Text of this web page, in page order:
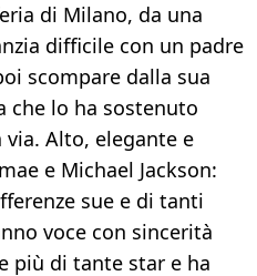
di Milano, da una
difficile con un padre
scompare dalla sua
che lo ha sostenuto
Alto, elegante e
e Michael Jackson:
sue e di tanti
voce con sincerità
più di tante star e ha